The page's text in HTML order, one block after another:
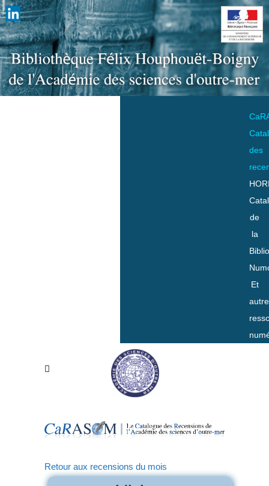
des
de
la
Et
Retour aux recensions du mois